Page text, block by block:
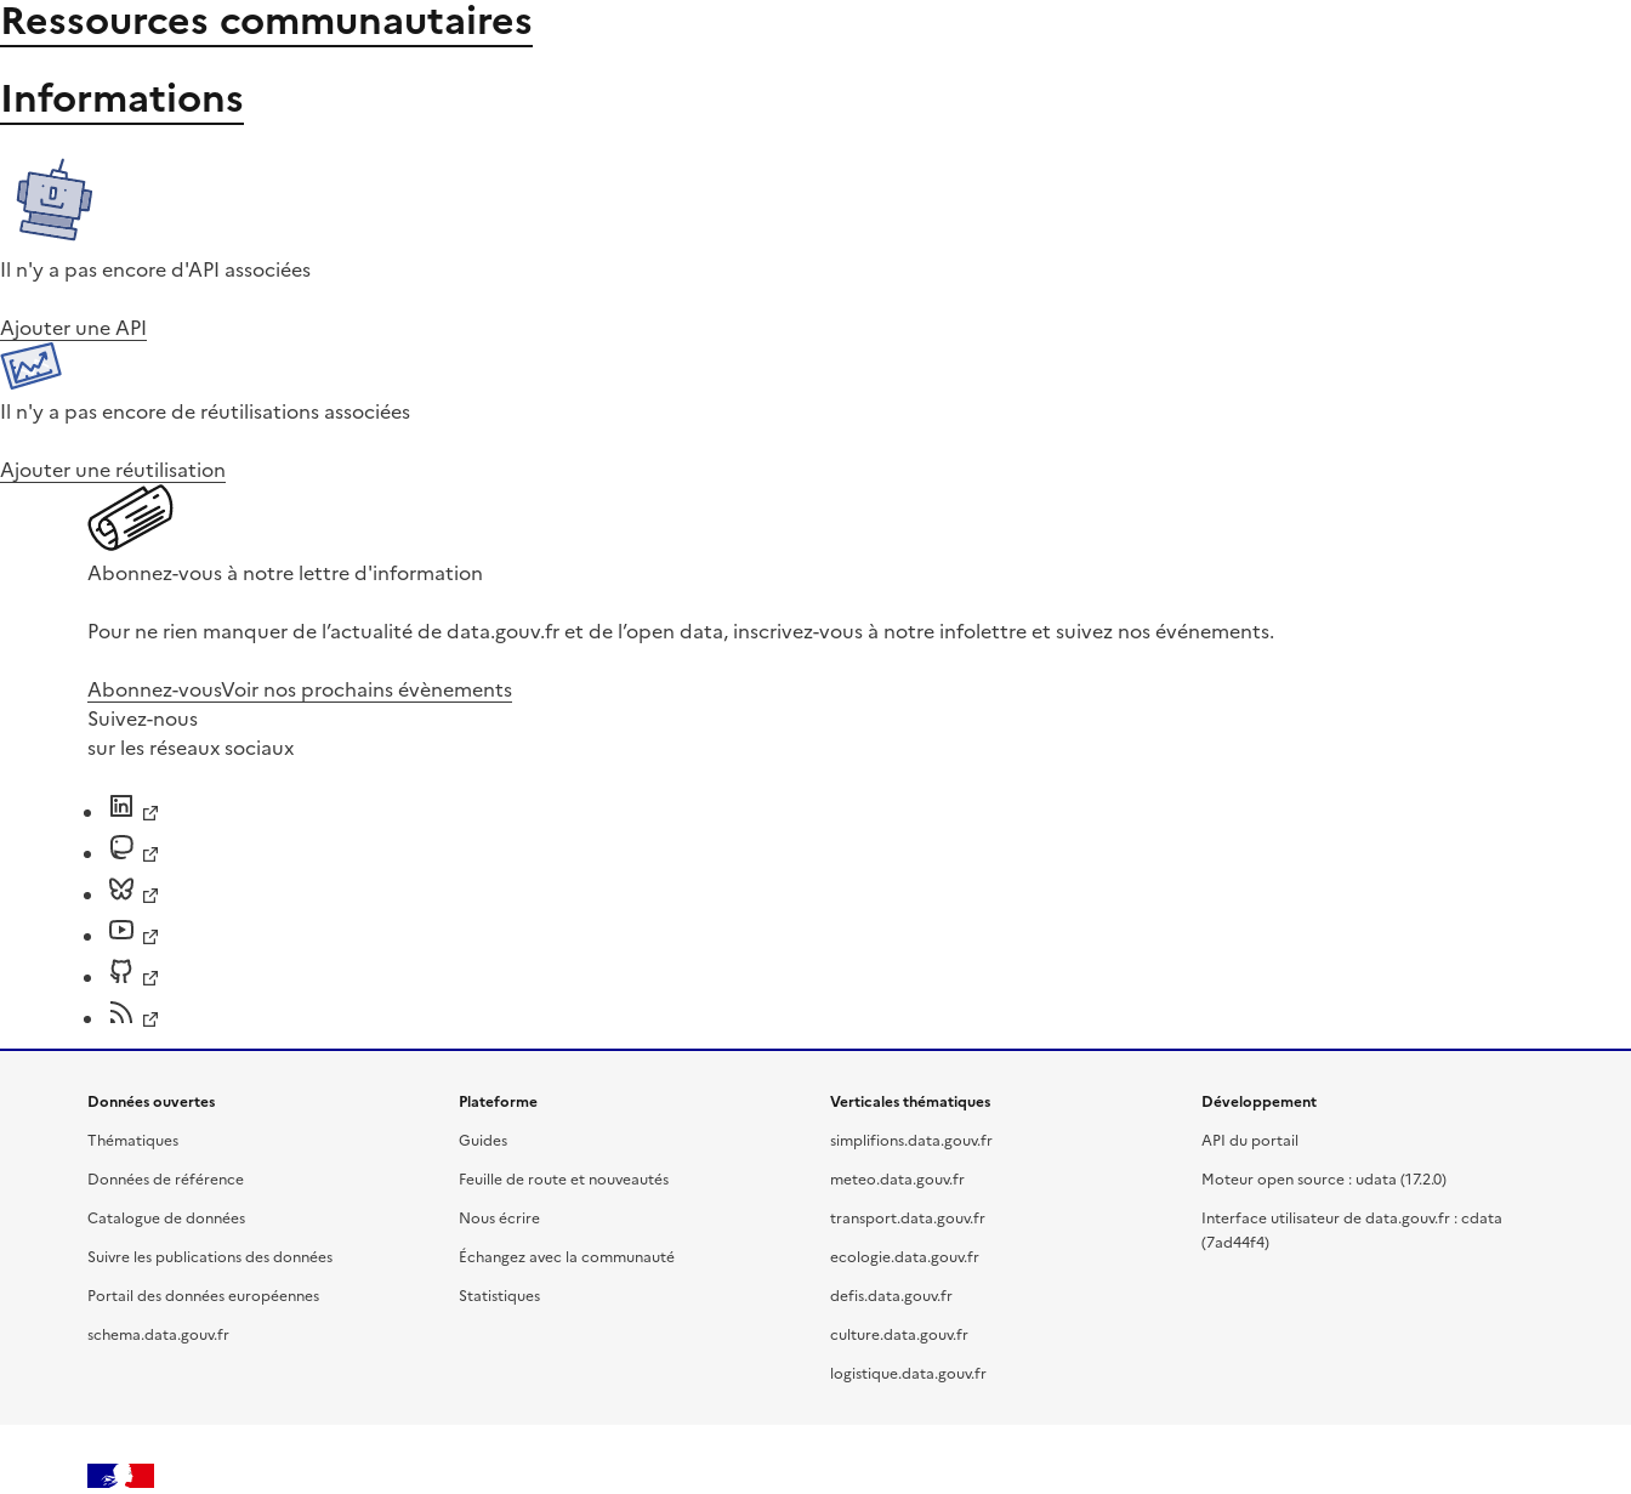
Ressources communautaires
Informations
Il n'y a pas encore d'API associées
Ajouter une API
Il n'y a pas encore de réutilisations associées
Ajouter une réutilisation
Abonnez-vous à notre lettre d'information
Pour ne rien manquer de l’actualité de data.gouv.fr et de l’open data, inscrivez-vous à notre infolettre et suivez nos événements.
Abonnez-vousVoir nos prochains évènements
Suivez-nous
sur les réseaux sociaux
Données ouvertes
Thématiques
Données de référence
Catalogue de données
Suivre les publications des données
Portail des données européennes
schema.data.gouv.fr
Plateforme
Guides
Feuille de route et nouveautés
Nous écrire
Échangez avec la communauté
Statistiques
Verticales thématiques
simplifions.data.gouv.fr
meteo.data.gouv.fr
transport.data.gouv.fr
ecologie.data.gouv.fr
defis.data.gouv.fr
culture.data.gouv.fr
logistique.data.gouv.fr
Développement
API du portail
Moteur open source : udata (17.2.0)
Interface utilisateur de data.gouv.fr : cdata
(7ad44f4)